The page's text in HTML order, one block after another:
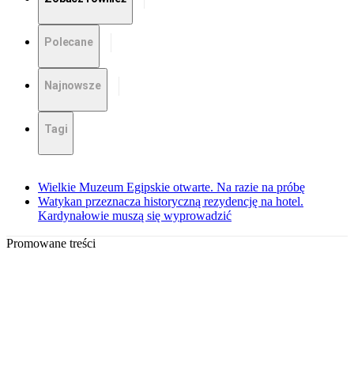
Polecane
Najnowsze
Tagi
Wielkie Muzeum Egipskie otwarte. Na razie na próbę
Watykan przeznacza historyczną rezydencję na hotel.
Kardynałowie muszą się wyprowadzić
Promowane treści